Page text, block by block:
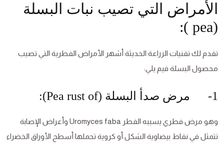
الأمراض التي تصيب نبات البسلة
(pea ):
تقدم لك تقنيات الزراعة الحديثة أشهر الأمراض الفطرية التي تصيب
محصول البسلة فيم يلي:
1- مرض صدأ البسلة (Pea rust of):
وهو مرض فطري يسببه الفطر Uromyces faba وأعراض الإصابة
تتمثل في نقاط بيضاوية الشكل أو كروية تحملها أسطح الأوراق الخضراء